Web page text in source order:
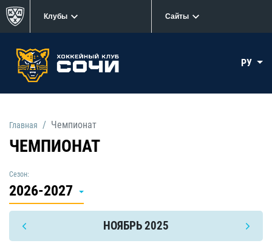
Клубы Сайты
РУ
Главная Чемпионат
ЧЕМПИОНАТ
Сезон:
2026-2027
НОЯБРЬ 2025